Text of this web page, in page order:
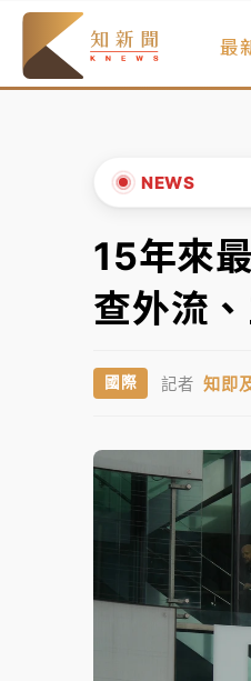
最
NEWS
中颱白海豚環
周末精選｜ 慈
本周爆款短影
蔣萬安的建中
白海豚逼近！
中颱白海豚環
周末精選｜ 慈
本周爆款短影
▲
▼
15年來
查外流
國際 記者 知即